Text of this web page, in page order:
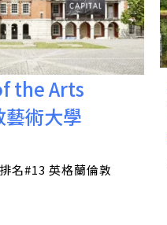
the Arts
術大學
名#13 英格蘭倫敦